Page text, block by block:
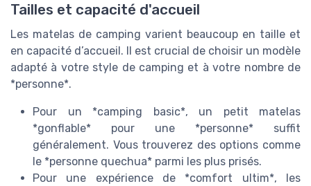
Tailles et capacité d'accueil
Les matelas de camping varient beaucoup en taille et
en capacité d’accueil. Il est crucial de choisir un modèle
adapté à votre style de camping et à votre nombre de
*personne*.
Pour un *camping basic*, un petit matelas
*gonflable* pour une *personne* suffit
généralement. Vous trouverez des options comme
le *personne quechua* parmi les plus prisés.
Pour une expérience de *comfort ultim*, les